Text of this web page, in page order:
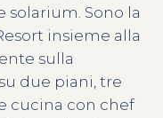
solarium. Sono la
insieme alla
sulla
due piani, tre
cucina con chef